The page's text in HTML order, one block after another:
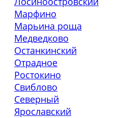
Марфино
Марьина роща
Медведково
Останкинский
Отрадное
Ростокино
Свиблово
Северный
Ярославский